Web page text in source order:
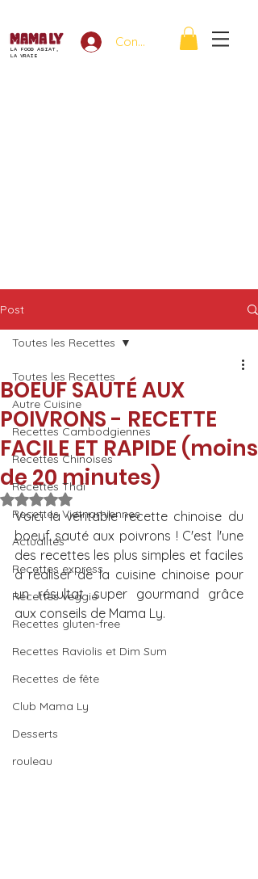
LA FOOD ASIAT,
LA VRAIE
Connexion
Post
Toutes les Recettes
Autre Cuisine
Recettes Cambodgiennes
Recettes Chinoises
Recettes Thaï
Recettes Vietnamiennes
Actualités
Recettes express
Recettes veggie
Recettes gluten-free
Recettes Raviolis et Dim Sum
Recettes de fête
Club Mama Ly
Desserts
rouleau
Toutes les Recettes
BOEUF SAUTÉ AUX
POIVRONS - RECETTE
FACILE ET RAPIDE (moins
de 20 minutes)
Noté NaN étoiles sur 5.
Voici la véritable recette chinoise du
boeuf sauté aux poivrons ! C'est l'une
des recettes les plus simples et faciles
à réaliser de la cuisine chinoise pour
un résultat super gourmand grâce
aux conseils de Mama Ly.